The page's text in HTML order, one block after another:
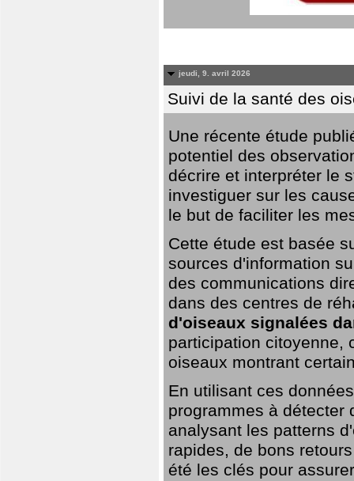
jeudi, 9. avril 2026
Suivi de la santé des
Une récente étude
potentiel des
décrire et interpréter le
investiguer sur les
le but de faciliter les
Cette étude est basée
sources d'information
des communications
dans des centres de
d'oiseaux signalées
participation citoyenne,
oiseaux montrant
En utilisant ces
programmes à détecter
analysant les patterns
rapides, de bons
été les clés pour